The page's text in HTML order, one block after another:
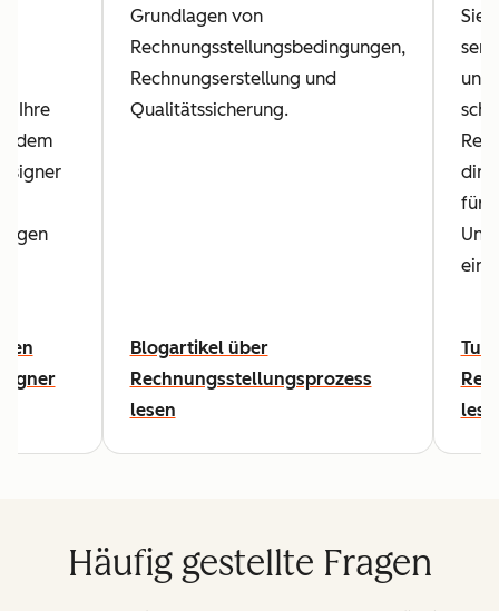
Ihre
dem
Grundlagen von
Rechnungsstellungsbedingungen,
Rechnungserstellung und
Qualitätssicherung.
Blogartikel über
Rechnungsstellungsprozess
lesen
Sie
und
für
Häufig gestellte Fragen